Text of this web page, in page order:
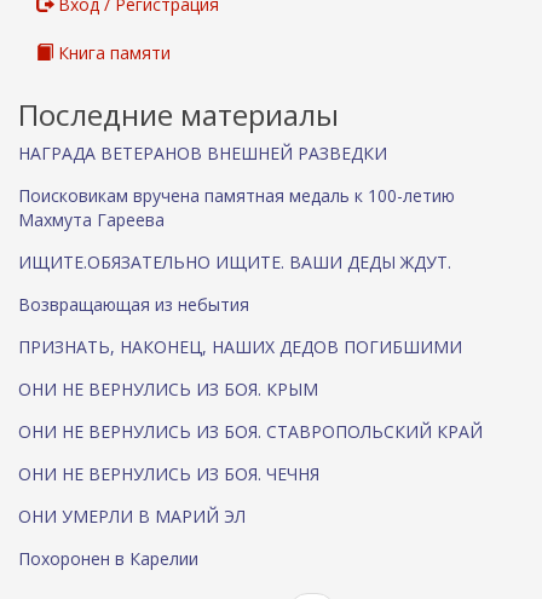
2Ш
М
С
Х
О
Е
Н
Х
Г
Р
А
И
Книга памяти
Последние материалы
НАГРАДА ВЕТЕРАНОВ ВНЕШНЕЙ РАЗВЕДКИ
Поисковикам вручена памятная медаль к 100-летию
Махмута Гареева
ИЩИТЕ.ОБЯЗАТЕЛЬНО ИЩИТЕ. ВАШИ ДЕДЫ ЖДУТ.
Возвращающая из небытия
ПРИЗНАТЬ, НАКОНЕЦ, НАШИХ ДЕДОВ ПОГИБШИМИ
ОНИ НЕ ВЕРНУЛИСЬ ИЗ БОЯ. КРЫМ
ОНИ НЕ ВЕРНУЛИСЬ ИЗ БОЯ. СТАВРОПОЛЬСКИЙ КРАЙ
ОНИ НЕ ВЕРНУЛИСЬ ИЗ БОЯ. ЧЕЧНЯ
ОНИ УМЕРЛИ В МАРИЙ ЭЛ
Похоронен в Карелии